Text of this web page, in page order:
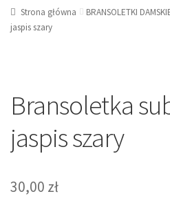
KOLCZYKI
Strona główna BRANSOLETKI
jaspis szary
Bransoletka
jaspis szary
30,00 zł